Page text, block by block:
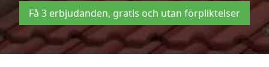
Få 3 erbjudanden, gratis och utan förpliktelser